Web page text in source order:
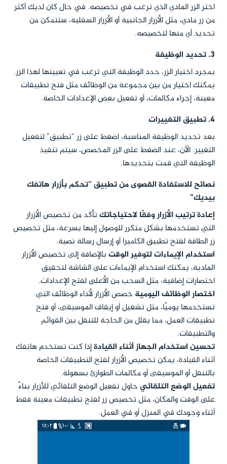
اختر الزر المادي الذي ترغب في تخصيصه. في حال كان لديك أكثر
من زر مادي، مثل الأزرار الجانبية أو الأزرار السفلية، ستتمكن من
تحديد أي منها لتخصيصه.
3. تحديد الوظيفة
بمجرد اختيار الزر، حدد الوظيفة التي ترغب في تعيينها لهذا الزر.
يمكنك اختيار من بين مجموعة من الوظائف مثل فتح تطبيقات
معينة، إجراء مكالمات، أو تفعيل بعض الإعدادات الخاصة.
4. تطبيق التغييرات
بعد تحديد الوظيفة المناسبة، اضغط على زر “تطبيق” لتفعيل
التغيير. الآن، عند الضغط على الزر المخصص، سيتم تنفيذ
الوظيفة التي قمت بتحديدها.
نصائح للاستفادة القصوى من تطبيق “تحكم بأزرار هاتفك
بيديك”
إعادة ترتيب الأزرار وفقًا لاحتياجاتكتأكد من تخصيص الأزرار
التي تستخدمها بشكل متكرر للوصول إليها بسرعة، مثل تخصيص
زر الطاقة لفتح تطبيق الكاميرا أو إرسال رسالة نصية.
استخدام الإيماءات لتوفير الوقتبالإضافة إلى تخصيص الأزرار
المادية، يمكنك استخدام الإيماءات على الشاشة لتحقيق
اختصارات إضافية، مثل السحب من الأعلى لفتح الإعدادات.
اختصار الوظائف اليومية خصص الأزرار لأداء الوظائف التي
تستخدمها يوميًا، مثل تشغيل أو إيقاف الموسيقى، أو فتح
تطبيقات العمل، مما يقلل من الحاجة للتنقل بين القوائم
والتطبيقات.
تحسين استخدام الجهاز أثناء القيادةإذا كنت تستخدم هاتفك
أثناء القيادة، يمكن تخصيص الأزرار لفتح التطبيقات الخاصة
بالتنقل أو الموسيقى أو مكالمات الطوارئ بسهولة.
تفعيل الوضع التلقائيحاول تفعيل الوضع التلقائي للأزرار بناءً
على الوقت والمكان، مثل تخصيص زر لفتح تطبيقات معينة فقط
أثناء وجودك في المنزل أو في العمل.